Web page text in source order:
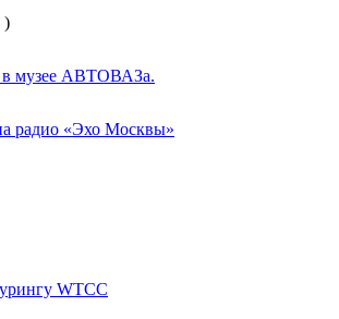
)
в музее АВТОВАЗа.
радио «Эхо Москвы»
WTCC